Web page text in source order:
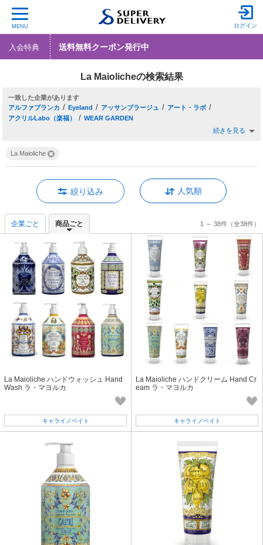
MENU ログイン
入会特典 送料無料クーポン発行中
La Maiolicheの検索結果
一致した企業
アルファブランカ / Eyeland / アッサンブラージュ / アート・ラボ /
アクリルLabo（楽福） / WEAR GARDEN
続きを見る
La Maioliche
絞り込み 人気順
企業ごと 商品ごと 1 ～ 38件（全38件）
La Maioliche ハンドウォッシュ Hand
Wash ラ・マヨルカ
キャライノベイト
La Maioliche ハンドクリーム Hand Cr
eam ラ・マヨルカ
キャライノベイト